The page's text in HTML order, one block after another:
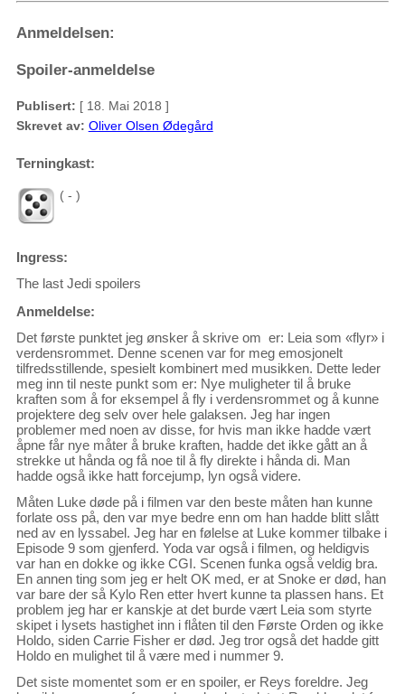
Anmeldelsen:
Spoiler-anmeldelse
Publisert: [ 18. Mai 2018 ]
Skrevet av: Oliver Olsen Ødegård
Terningkast:
( - )
Ingress:
The last Jedi spoilers
Anmeldelse:
Det første punktet jeg ønsker å skrive om er: Leia som «flyr» i
verdensrommet. Denne scenen var for meg emosjonelt
tilfredsstillende, spesielt kombinert med musikken. Dette leder
meg inn til neste punkt som er: Nye muligheter til å bruke
kraften som å for eksempel å fly i verdensrommet og å kunne
projektere deg selv over hele galaksen. Jeg har ingen
problemer med noen av disse, for hvis man ikke hadde vært
åpne får nye måter å bruke kraften, hadde det ikke gått an å
strekke ut hånda og få noe til å fly direkte i hånda di. Man
hadde også ikke hatt forcejump, lyn også videre.
Måten Luke døde på i filmen var den beste måten han kunne
forlate oss på, den var mye bedre enn om han hadde blitt slått
ned av en lyssabel. Jeg har en følelse at Luke kommer tilbake i
Episode 9 som gjenferd. Yoda var også i filmen, og heldigvis
var han en dokke og ikke CGI. Scenen funka også veldig bra.
En annen ting som jeg er helt OK med, er at Snoke er død, han
var bare der så Kylo Ren etter hvert kunne ta plassen hans. Et
problem jeg har er kanskje at det burde vært Leia som styrte
skipet i lysets hastighet inn i flåten til den Første Orden og ikke
Holdo, siden Carrie Fisher er død. Jeg tror også det hadde gitt
Holdo en mulighet til å være med i nummer 9.
Det siste momentet som er en spoiler, er Reys foreldre. Jeg